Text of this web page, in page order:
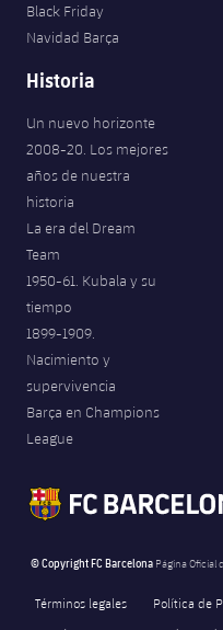
Clasificaciones
Resultados
Clasificaciones
Hockey Hierba
Plantilla
Rugby
Jugadores
Clasificaciones
Fotos
plusicon
más
Noticias
Voleibol masculino
Voleibol femenino
Apúntate a las
plusicon
más
Apúntate a las
Carnet de las
League of Legends
VALORANT Rising
VALORANT Game
Black Friday
Navidad Barça
Historia
Un nuevo horizonte
2008-20. Los mejores
años de nuestra
historia
La era del Dream
Team
1950-61. Kubala y su
tiempo
1899-1909.
Nacimiento y
supervivencia
Barça en Champions
League
© Copyright FC Barcelona Página Oficial
Términos legales Política de